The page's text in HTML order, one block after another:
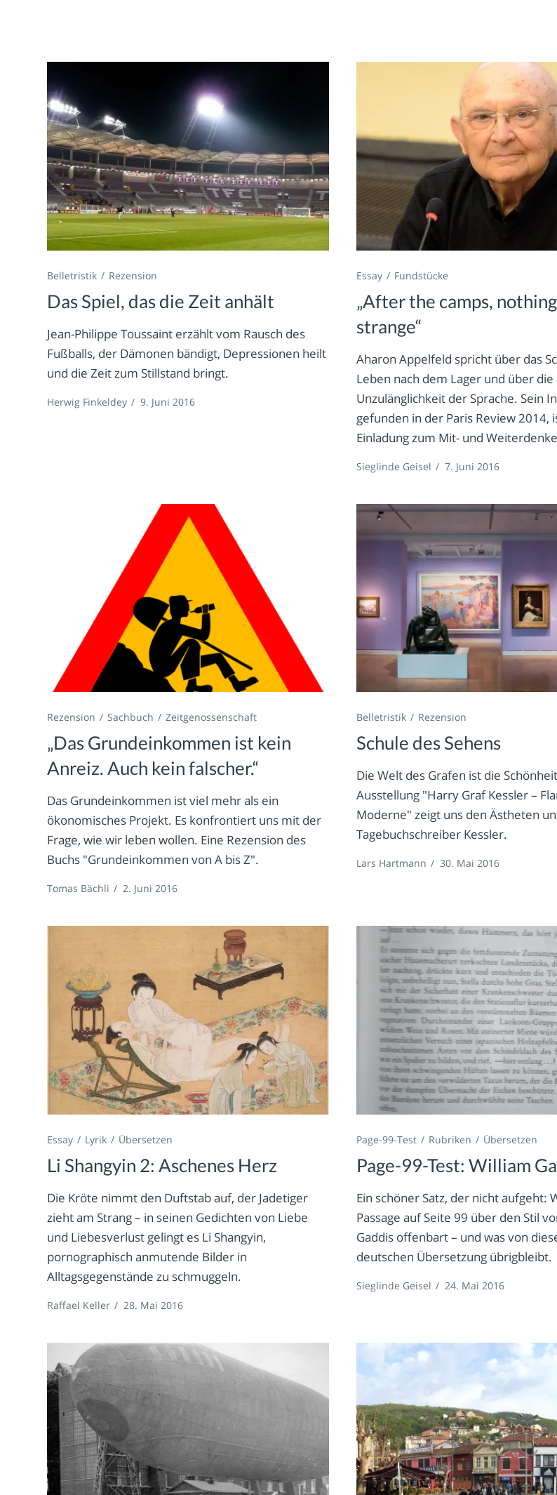
Belletristik Rezension
Das Spiel, das die Zeit anhält
Jean-Philippe Toussaint erzählt vom Rausch des
Fußballs, der Dämonen bändigt, Depressionen heilt
und die Zeit zum Stillstand bringt.
Herwig Finkeldey / 9. Juni 2016
Essay Fundstücke
„After the camps,
strange“
Aharon Appelfeld spricht über das
Leben nach dem Lager und über die
Unzulänglichkeit der Sprache. Sein
gefunden in der Paris Review 2014,
Einladung zum Mit- und
Sieglinde Geisel / 7. Juni 2016
Rezension Sachbuch Zeitgenossenschaft
„Das Grundeinkommen ist kein
Anreiz. Auch kein falscher.“
Das Grundeinkommen ist viel mehr als ein
ökonomisches Projekt. Es konfrontiert uns mit der
Frage, wie wir leben wollen. Eine Rezension des
Buchs "Grundeinkommen von A bis Z".
Tomas Bächli / 2. Juni 2016
Belletristik Rezension
Schule des Sehens
Die Welt des Grafen ist die
Ausstellung "Harry Graf Kessler –
Moderne" zeigt uns den Ästheten
Tagebuchschreiber Kessler.
Lars Hartmann / 30. Mai 2016
Essay Lyrik Übersetzen
Li Shangyin 2: Aschenes Herz
Die Kröte nimmt den Duftstab auf, der Jadetiger
zieht am Strang – in seinen Gedichten von Liebe
und Liebesverlust gelingt es Li Shangyin,
pornographisch anmutende Bilder in
Alltagsgegenstände zu schmuggeln.
Raffael Keller / 28. Mai 2016
Page-99-Test Rubriken Übersetzen
Page-99-Test: William
Ein schöner Satz, der nicht aufgeht:
Passage auf Seite 99 über den Stil
Gaddis offenbart – und was von
deutschen Übersetzung übrigbleibt.
Sieglinde Geisel / 24. Mai 2016